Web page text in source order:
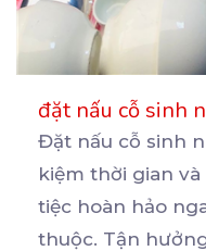
đặt nấu cỗ sinh
Đặt nấu cỗ sinh
kiệm thời gian
tiệc hoàn hảo
thuộc. Tận